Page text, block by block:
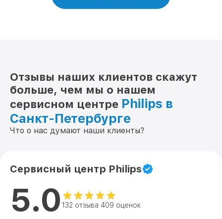
Отзывы наших клиентов скажут
больше, чем мы о нашем
сервисном центре Philips в
Санкт-Петербурге
Что о нас думают наши клиенты?
Сервисный центр Philips
5.0 132 отзыва 409 оценок